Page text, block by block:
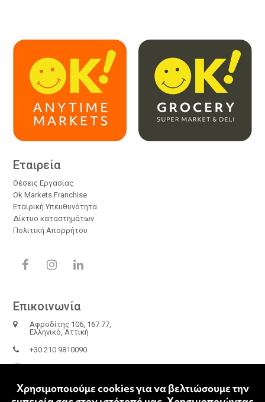
Εταιρεία
Θέσεις Εργασίας
Οk Μarkets Franchise
Εταιρική Υπευθυνότητα
Δίκτυο καταστημάτων
Πολιτική Απορρήτου
F
e
o
k
I
t
a
g
a
m
L
k
d
n
Επικοινωνία
Αφροδίτης 106, 167 77,
Ελληνικό, Αττική
+30 210 9810090
info@okmarkets.gr